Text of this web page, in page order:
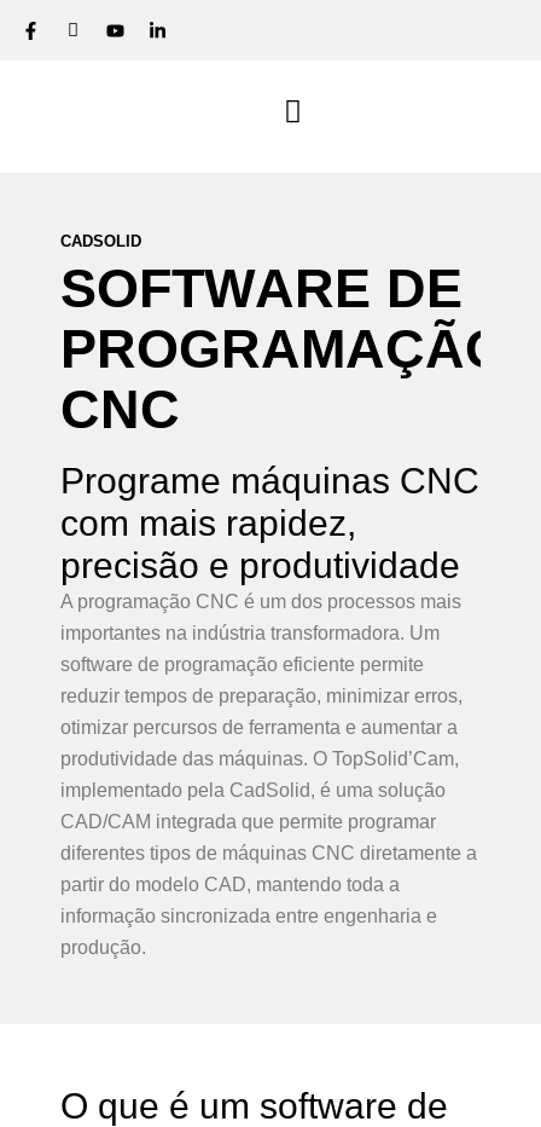
CADSOLID
SOFTWARE DE
PROGRAMAÇÃO
CNC
Programe máquinas CNC
com mais rapidez,
precisão e produtividade
A programação CNC é um dos processos mais
importantes na indústria transformadora. Um
software de programação eficiente permite
reduzir tempos de preparação, minimizar erros,
otimizar percursos de ferramenta e aumentar a
produtividade das máquinas. O TopSolid’Cam,
implementado pela CadSolid, é uma solução
CAD/CAM integrada que permite programar
diferentes tipos de máquinas CNC diretamente a
partir do modelo CAD, mantendo toda a
informação sincronizada entre engenharia e
produção.
O que é um software de